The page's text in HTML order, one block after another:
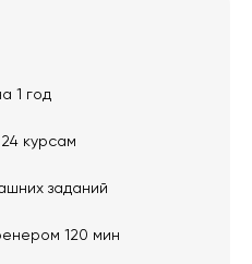
1 год
курсам
заданий
120 мин